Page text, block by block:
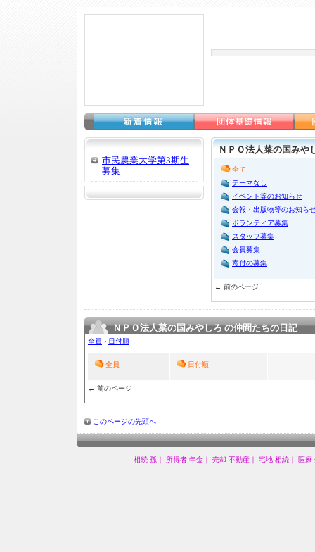
市民農業大学第3期生
募集
ＮＰＯ法人菜の国みや
全て
テーマなし
イベント等のお知らせ
会報・出版物等のお知ら
ボランティア募集
スタッフ募集
会員募集
寄付の募集
← 前のページ
ＮＰＯ法人菜の国みやしろ の仲間たちの日記
全員 › 日付順
全員 日付順
← 前のページ
このページの先頭へ
相続 孫｜ 所得者 年金｜ 売却 不動産｜ 宅地 相続｜ 医療